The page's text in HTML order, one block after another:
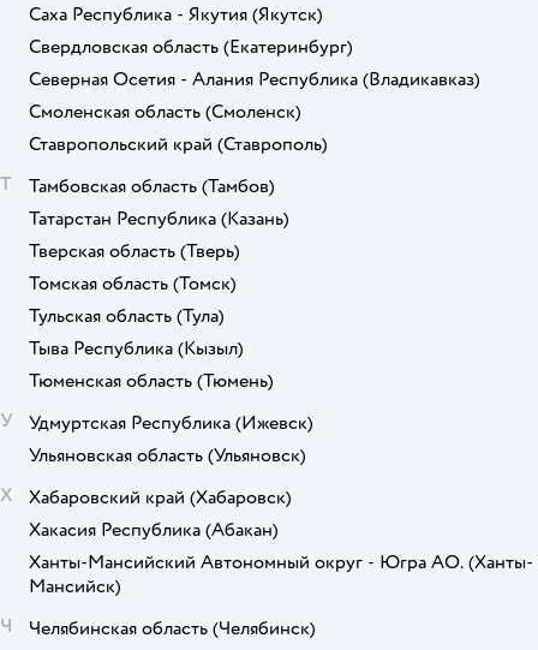
Саха Республика - Якутия (Якутск)
Свердловская область (Екатеринбург)
Северная Осетия - Алания Республика (Владикавказ)
Смоленская область (Смоленск)
Ставропольский край (Ставрополь)
Т
Тамбовская область (Тамбов)
Татарстан Республика (Казань)
Тверская область (Тверь)
Томская область (Томск)
Тульская область (Тула)
Тыва Республика (Кызыл)
Тюменская область (Тюмень)
У
Удмуртская Республика (Ижевск)
Ульяновская область (Ульяновск)
Х
Хабаровский край (Хабаровск)
Хакасия Республика (Абакан)
Ханты-Мансийский Автономный округ - Югра АО. (Ханты-
Мансийск)
Ч
Челябинская область (Челябинск)